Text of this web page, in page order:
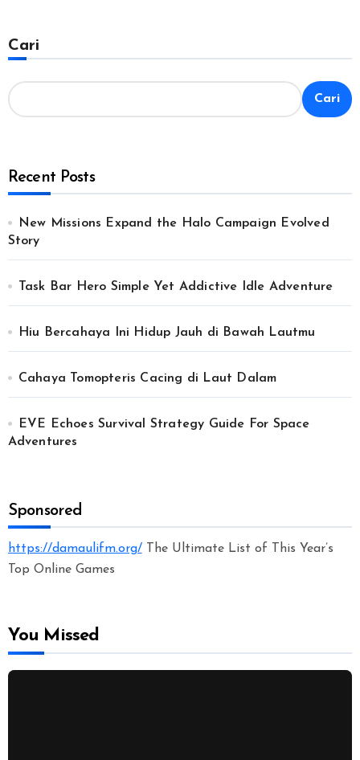
Cari
Cari
Recent Posts
New Missions Expand the Halo Campaign Evolved
Story
Task Bar Hero Simple Yet Addictive Idle Adventure
Hiu Bercahaya Ini Hidup Jauh di Bawah Lautmu
Cahaya Tomopteris Cacing di Laut Dalam
EVE Echoes Survival Strategy Guide For Space
Adventures
Sponsored
https://damaulifm.org/The Ultimate List of This Year’s
Top Online Games
You Missed